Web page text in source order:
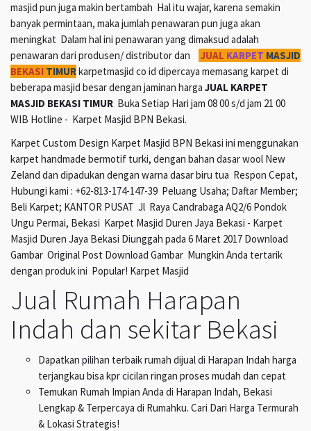
masjid pun juga makin bertambah Hal itu wajar, karena semakin
banyak permintaan, maka jumlah penawaran pun juga akan
meningkat Dalam hal ini penawaran yang dimaksud adalah
penawaran dari produsen/ distributor dan
JUAL KARPET MASJID
BEKASI TIMURkarpetmasjid co id dipercaya memasang karpet di
beberapa masjid besar dengan jaminan harga JUAL KARPET
MASJID BEKASI TIMUR Buka Setiap Hari jam 08 00 s/d jam 21 00
WIB Hotline - Karpet Masjid BPN Bekasi.
Karpet Custom Design Karpet Masjid BPN Bekasi ini menggunakan
karpet handmade bermotif turki, dengan bahan dasar wool New
Zeland dan dipadukan dengan warna dasar biru tua Respon Cepat,
Hubungi kami : +62-813-174-147-39 Peluang Usaha; Daftar Member;
Beli Karpet; KANTOR PUSAT Jl Raya Candrabaga AQ2/6 Pondok
Ungu Permai, Bekasi Karpet Masjid Duren Jaya Bekasi - Karpet
Masjid Duren Jaya Bekasi Diunggah pada 6 Maret 2017 Download
Gambar Original Post Download Gambar Mungkin Anda tertarik
dengan produk ini Popular! Karpet Masjid
Jual Rumah Harapan
Indah dan sekitar Bekasi
Dapatkan pilihan terbaik rumah dijual di Harapan Indah harga
terjangkau bisa kpr cicilan ringan proses mudah dan cepat
Temukan Rumah Impian Anda di Harapan Indah, Bekasi
Lengkap & Terpercaya di Rumahku. Cari Dari Harga Termurah
& Lokasi Strategis!